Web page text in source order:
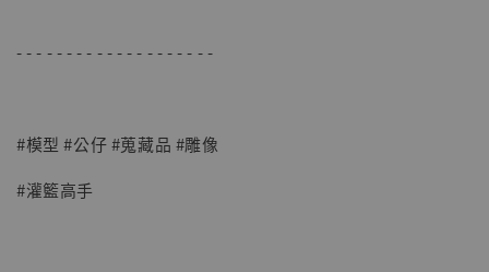
- - - - - - - - - - - - - - - - - - - -
#模型 #公仔 #蒐藏品 #雕像
#灌籃高手